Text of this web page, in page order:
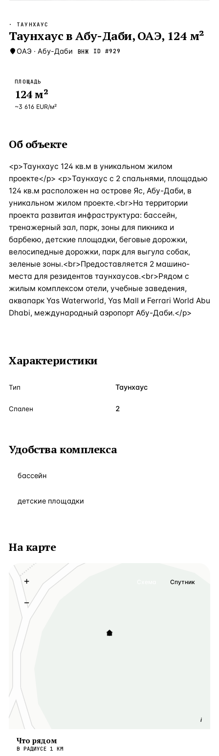
Новороссийск — Локация Россия · 2
Стамбул —Локация
ЧАСТО ИЩУТ
Россия
· ТАУНХАУС
Таунхаус в Абу-Даби, ОАЭ, 124 м²
ОАЭ · Абу-Даби ВНЖ ID #929
ПЛОЩАДЬ
124м²
~3 616 EUR/м²
Об объекте
<p>Таунхаус 124 кв.м в уникальном жилом
проекте</p> <p>Таунхаус с 2 спальнями, площадью
124 кв.м расположен на острове Яс, Абу-Даби, в
уникальном жилом проекте.<br>На территории
проекта развитая инфраструктура: бассейн,
тренажерный зал, парк, зоны для пикника и
барбекю, детские площадки, беговые дорожки,
велосипедные дорожки, парк для выгула собак,
зеленые зоны.<br>Предоставляется 2 машино-
места для резидентов таунхаусов.<br>Рядом с
жилым комплексом отели, учебные заведения,
аквапарк Yas Waterworld, Yas Mall и Ferrari World Abu
Dhabi, международный аэропорт Абу-Даби.</p>
Характеристики
Тип Таунхаус
Спален 2
Удобства комплекса
бассейн
детские площадки
На карте
i
+
−
Спутник
Что рядом
В РАДИУСЕ 1 КМ